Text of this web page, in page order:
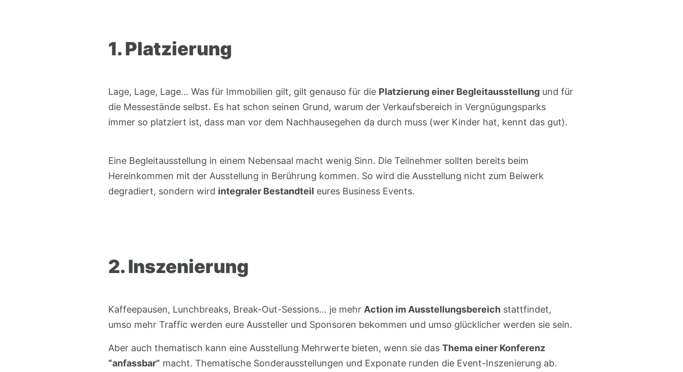
1. Platzierung
Lage, Lage, Lage… Was für Immobilien gilt, gilt genauso für die Platzierung einer Begleitausstellung und für
die Messestände selbst. Es hat schon seinen Grund, warum der Verkaufsbereich in Vergnügungsparks
immer so platziert ist, dass man vor dem Nachhausegehen da durch muss (wer Kinder hat, kennt das gut).
Eine Begleitausstellung in einem Nebensaal macht wenig Sinn. Die Teilnehmer sollten bereits beim
Hereinkommen mit der Ausstellung in Berührung kommen. So wird die Ausstellung nicht zum Beiwerk
degradiert, sondern wird integraler Bestandteil eures Business Events.
2. Inszenierung
Kaffeepausen, Lunchbreaks, Break-Out-Sessions… je mehr Action im Ausstellungsbereich stattfindet,
umso mehr Traffic werden eure Aussteller und Sponsoren bekommen und umso glücklicher werden sie sein.
Aber auch thematisch kann eine Ausstellung Mehrwerte bieten, wenn sie das Thema einer Konferenz
“anfassbar” macht. Thematische Sonderausstellungen und Exponate runden die Event-Inszenierung ab.